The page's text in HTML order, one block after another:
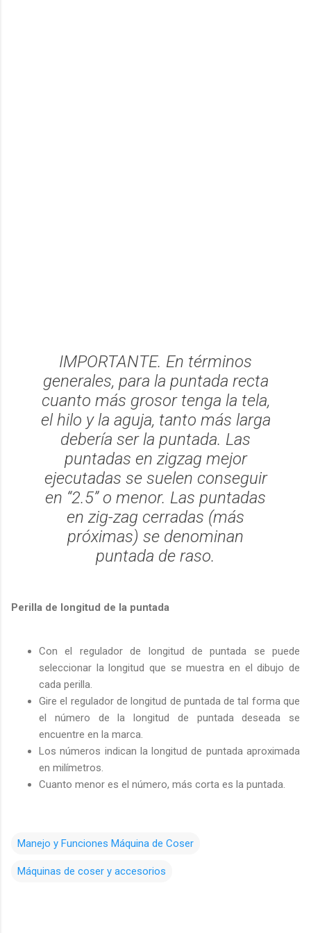
IMPORTANTE. En términos
generales, para la puntada recta
cuanto más grosor tenga la tela,
el hilo y la aguja, tanto más larga
debería ser la puntada. Las
puntadas en zigzag mejor
ejecutadas se suelen conseguir
en “2.5” o menor. Las puntadas
en zig-zag cerradas (más
próximas) se denominan
puntada de raso.
Perilla de longitud de la puntada
Con el regulador de longitud de puntada se puede
seleccionar la longitud que se muestra en el dibujo de
cada perilla.
Gire el regulador de longitud de puntada de tal forma que
el número de la longitud de puntada deseada se
encuentre en la marca.
Los números indican la longitud de puntada aproximada
en milímetros.
Cuanto menor es el número, más corta es la puntada.
Manejo y Funciones Máquina de Coser
Máquinas de coser y accesorios